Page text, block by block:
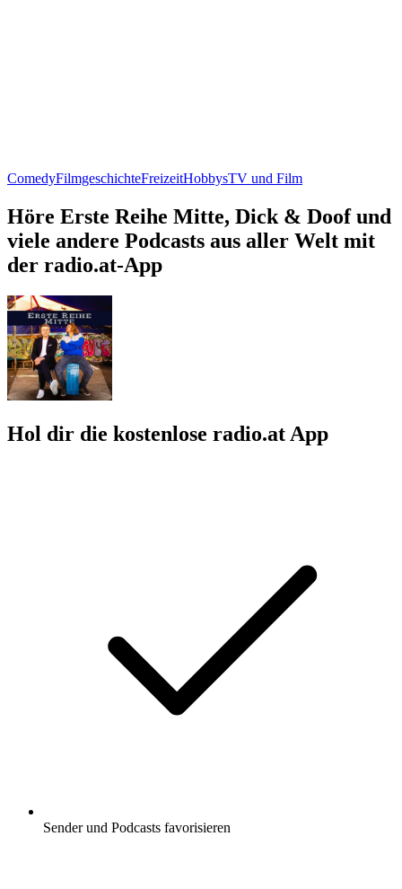
ComedyFilmgeschichteFreizeitHobbysTV und Film
Höre Erste Reihe Mitte, Dick & Doof und
viele andere Podcasts aus aller Welt mit
der radio.at-App
Hol dir die kostenlose radio.at App
Sender und Podcasts favorisieren